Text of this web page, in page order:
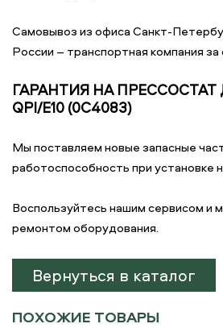
Самовывоз из офиса Санкт-
России – транспортная компания за
ГАРАНТИЯ НА
QPI/E10 (0C4083)
Мы поставляем новые запасные
работоспособность при установке
Воспользуйтесь нашим сервисом и
ремонтом оборудования.
Вернуться в каталог
ПОХОЖИЕ ТОВАРЫ